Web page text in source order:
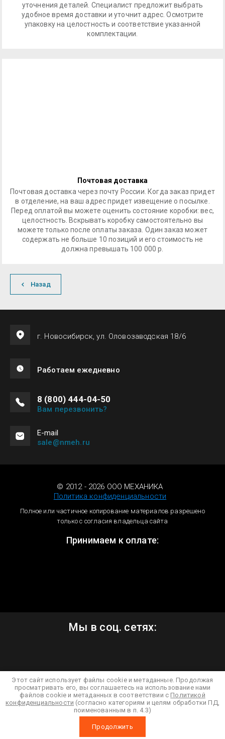
уточнения деталей. Специалист предложит выбрать
удобное время доставки и уточнит адрес. Осмотрите
упаковку на целостность и соответствие указанной
комплектации.
Почтовая доставка
Почтовая доставка через почту России. Когда заказ придет
в отделение, на ваш адрес придет извещение о посылке.
Перед оплатой вы можете оценить состояние коробки: вес,
целостность. Вскрывать коробку самостоятельно вы
можете только после оплаты заказа. Один заказ может
содержать не больше 10 позиций и его стоимость не
должна превышать 100 000 р.
Назад
г. Новосибирск, ул. Оловозаводская 18/6
Работаем ежедневно
8 (800) 444-04-50
Вам перезвонить?
Е-mail
sale@nmeh.ru
© 2012 - 2026 ООО МЕХАНИКА
Политика конфиденциальности
Полное или частичное копирование материалов разрешено
только с согласия владельца сайта
Принимаем к оплате:
Мы в соц. сетях:
Мегагрупп.ру
Этот сайт использует файлы cookie и метаданные. Продолжая
просматривать его, вы соглашаетесь на использование нами
файлов cookie и метаданных в соответствии с Политикой
конфиденциальности (согласно категориям и целям обработки ПД,
поименованным в п. 4.3)
Продолжить